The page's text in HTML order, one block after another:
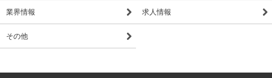
業界情報 求人情報
その他